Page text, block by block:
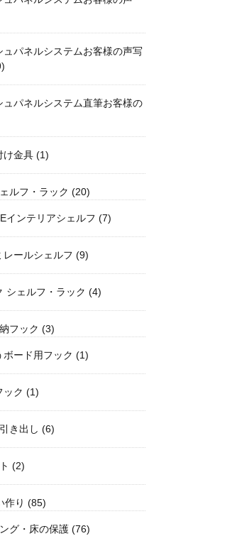
ュパネルシステムお客様の声写
ュパネルシステム直筆お客様の
け金具(1)
ルフ・ラック (20)
インテリアシェルフ (7)
レールシェルフ (9)
シェルフ・ラック (4)
フック (3)
ボード用フック (1)
ック (1)
き出し (6)
(2)
作り (85)
グ・床の保護(76)